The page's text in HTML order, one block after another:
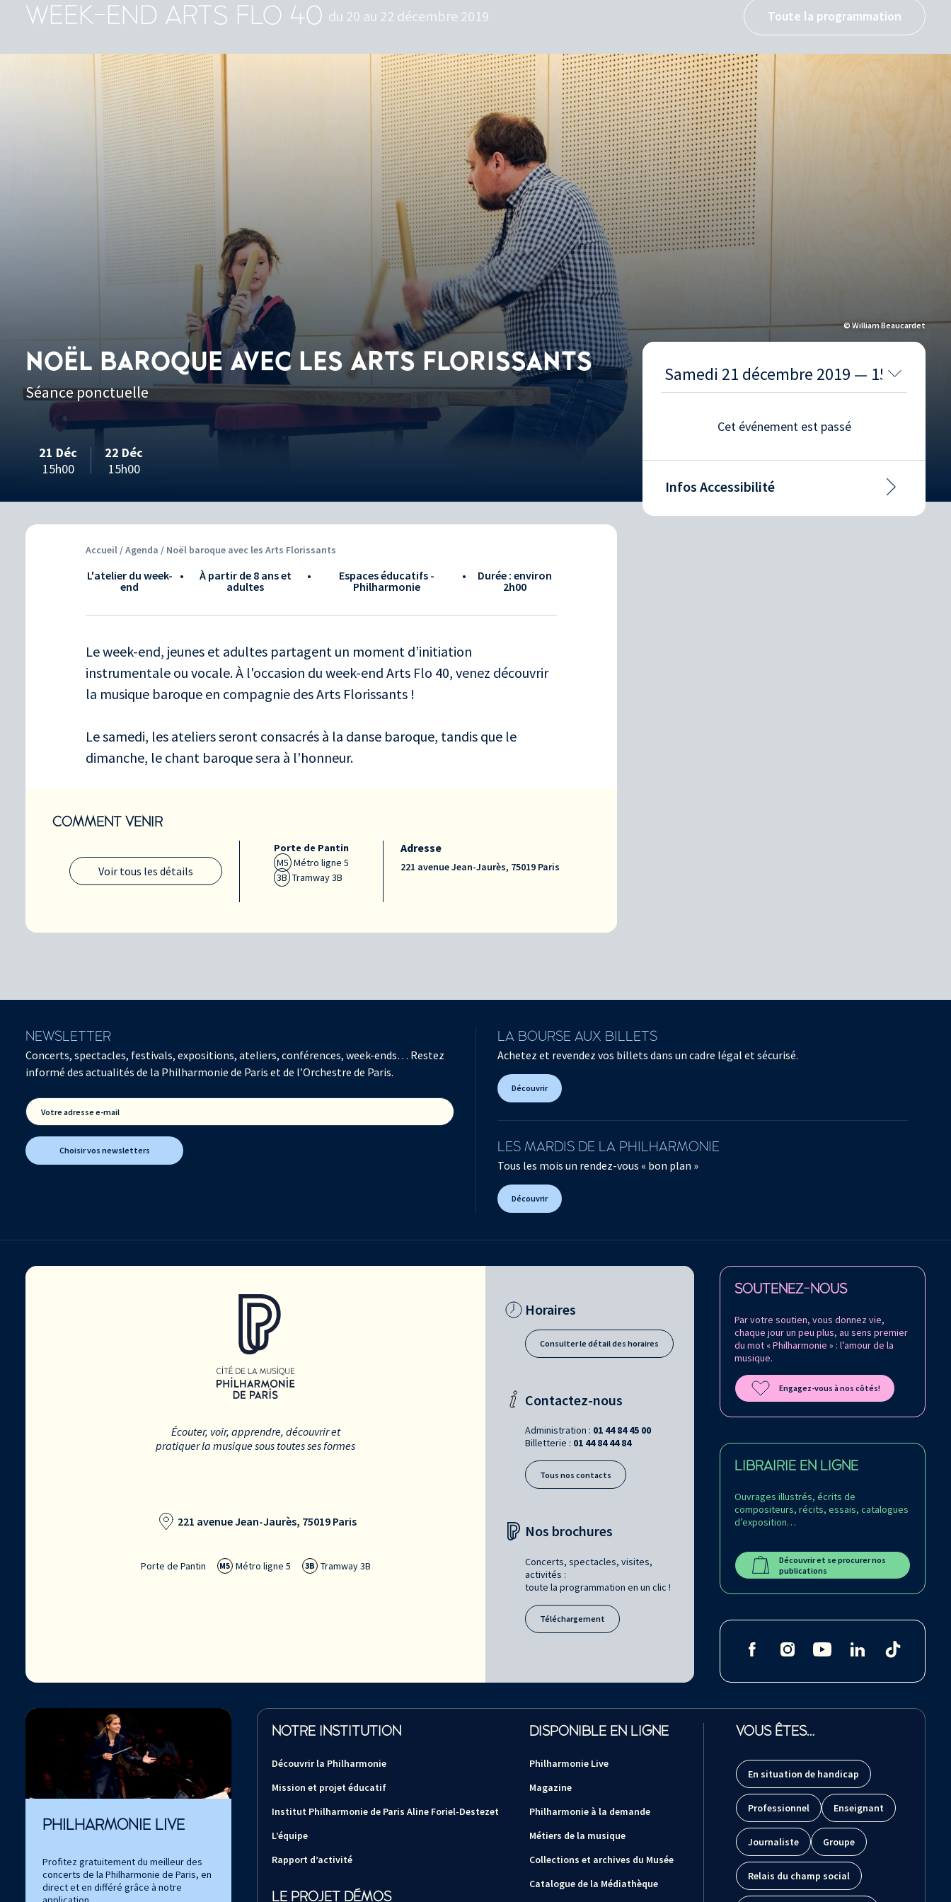
WEEK-END ARTS FLO 40 du 20 au 22 décembre 2019 Toute la programmation
© William Beaucardet
NOËL BAROQUE AVEC LES ARTS FLORISSANTS
Séance ponctuelle
21 Déc
15h00
22 Déc
15h00
Accueil /Agenda / Noël baroque avec les Arts Florissants
L'atelier du week-
end
•
à partir de 8 ans et
adultes
•
Espaces éducatifs -
Philharmonie
•
Durée : environ
2h00
Le week-end, jeunes et adultes partagent un moment d’initiation
instrumentale ou vocale. À l'occasion du week-end Arts Flo 40, venez découvrir
la musique baroque en compagnie des Arts Florissants !
Le samedi, les ateliers seront consacrés à la danse baroque, tandis que le
dimanche, le chant baroque sera à l'honneur.
COMMENT VENIR
Voir tous les détails
Porte de Pantin
M5 Métro ligne 5
3B Tramway 3B
Adresse
221 avenue Jean-Jaurès, 75019 Paris
Cet événement est passé
Infos Accessibilité
NEWSLETTER
Concerts, spectacles, festivals, expositions, ateliers, conférences, week-ends… Restez
informé des actualités de la Philharmonie de Paris et de l’Orchestre de Paris.
Votre adresse e-mail
Choisir vos newsletters
LA BOURSE AUX BILLETS
Achetez et revendez vos billets dans un cadre légal et sécurisé.
Découvrir
LES MARDIS DE LA PHILHARMONIE
Tous les mois un rendez-vous « bon plan »
Découvrir
Écouter, voir, apprendre, découvrir et
pratiquer la musique sous toutes ses formes
221 avenue Jean-Jaurès, 75019 Paris
Porte de Pantin M5 Métro ligne 5 3B Tramway 3B
Horaires
Consulter le détail des horaires
Contactez-nous
Administration : 01 44 84 45 00
Billetterie : 01 44 84 44 84
Tous nos contacts
Nos brochures
Concerts, spectacles, visites,
activités :
toute la programmation en un clic !
Téléchargement
SOUTENEZ-NOUS
Par votre soutien, vous donnez vie,
chaque jour un peu plus, au sens premier
du mot « Philharmonie » : l’amour de la
musique.
Engagez-vous à nos côtés!
LIBRAIRIE EN LIGNE
Ouvrages illustrés, écrits de
compositeurs, récits, essais, catalogues
d’exposition…
Découvrir et se procurer nos
publications
Retrouvez la Philharmonie de Paris sur
PHILHARMONIE LIVE
Profitez gratuitement du meilleur des
concerts de la Philharmonie de Paris, en
direct et en différé grâce à notre
NOTRE INSTITUTION
Découvrir la Philharmonie
Mission et projet éducatif
Institut Philharmonie de Paris Aline Foriel-Destezet
L’équipe
Rapport d’activité
LE PROJET DÉMOS
DISPONIBLE EN LIGNE
Philharmonie Live
Magazine
Philharmonie à la demande
Métiers de la musique
Collections et archives du Musée
Catalogue de la Médiathèque
VOUS ÊTES…
En situation de handicap
Professionnel Enseignant
Journaliste Groupe
Relais du champ social